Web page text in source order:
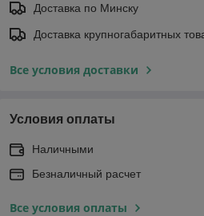
Доставка по Минску
Доставка крупногабаритных
Все условия доставки
Условия оплаты
Наличными
Безналичный расчет
Все условия оплаты